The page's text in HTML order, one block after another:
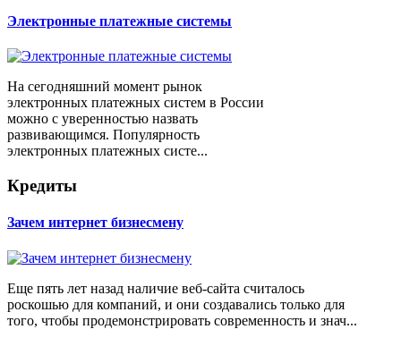
Электронные платежные системы
На сегодняшний момент рынок
электронных платежных систем в России
можно с уверенностью назвать
развивающимся. Популярность
электронных платежных систе...
Кредиты
Зачем интернет бизнесмену
Еще пять лет назад наличие веб-сайта считалось
роскошью для компаний, и они создавались только для
того, чтобы продемонстрировать современность и знач...